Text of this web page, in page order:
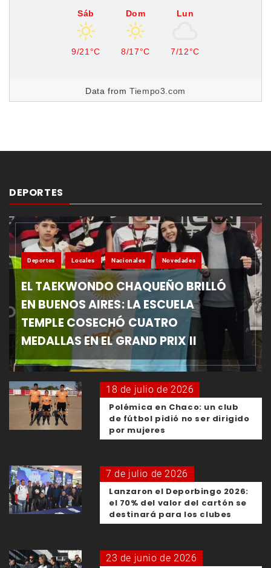
Sáb
9/21°C
Dom
8/17°C
Lun
7/12°C
Data fromTiempo3.com
DEPORTES
Deportes Locales Nacionales Novedades
EL TAEKWONDO CHAQUEÑO BRILLÓ
EN BUENOS AIRES: LA ESCUELA
TEMPLE COSECHÓ CUATRO
MEDALLAS EN EL GRAND PRIX II
18 de julio de 2026
Polémica en Chaco: un club
de fútbol pidió no ser dirigido
por mujeres
7 de julio de 2026
Lanzaron el Deporbingo 2026:
el 70% del valor del cartón se
destinará para los clubes
23 de junio de 2026